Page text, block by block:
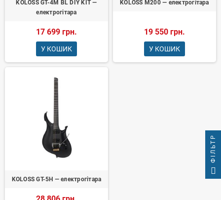
KOLOSS GT-4M BL DIY KIT —
електрогітара
17 699 грн.
У КОШИК
KOLOSS M200 — електрогітара
19 550 грн.
У КОШИК
KOLOSS GT-5H — електрогітара
ФІЛЬТР